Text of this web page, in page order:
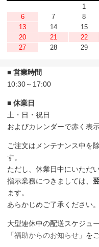
1
6
7 8
13
14 15
20
21 22
27
28 29
■ 営業時間
10:30～17:00
■ 休業日
土・日・祝日
およびカレンダーで赤く表
ご注文はメンテナンス中を除
す。
ただし、休業日中にいただ
指示業務につきましては、
ます。
あらかじめご了承ください。
大型連休中の配送スケジュ
「福助からのお知らせ」 を